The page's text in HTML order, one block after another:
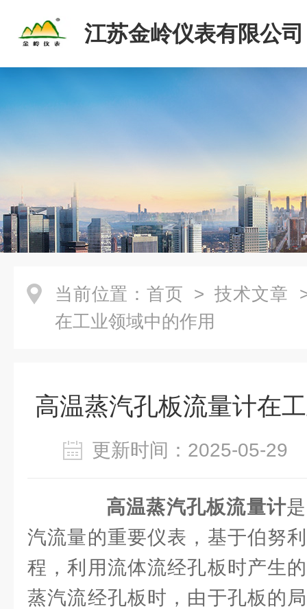
江苏金岭仪表有限公司
当前位置： 首页 > 技术文章
在工业领域中的作用
高温蒸汽孔板流量计在
更新时间：2025-05-
高温蒸汽孔板流量计
汽流量的重要仪表，基于伯努
程，利用流体流经孔板时产生
蒸汽流经孔板时，由于孔板的